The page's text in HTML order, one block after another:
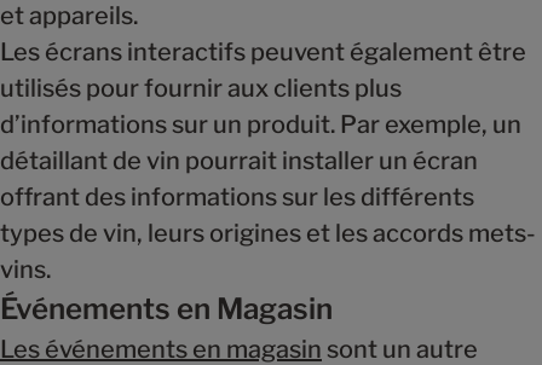
et appareils.
Les écrans interactifs peuvent également être
utilisés pour fournir aux clients plus
d’informations sur un produit. Par exemple, un
détaillant de vin pourrait installer un écran
offrant des informations sur les différents
types de vin, leurs origines et les accords mets-
vins.
Événements en Magasin
Les événements en magasin sont un autre